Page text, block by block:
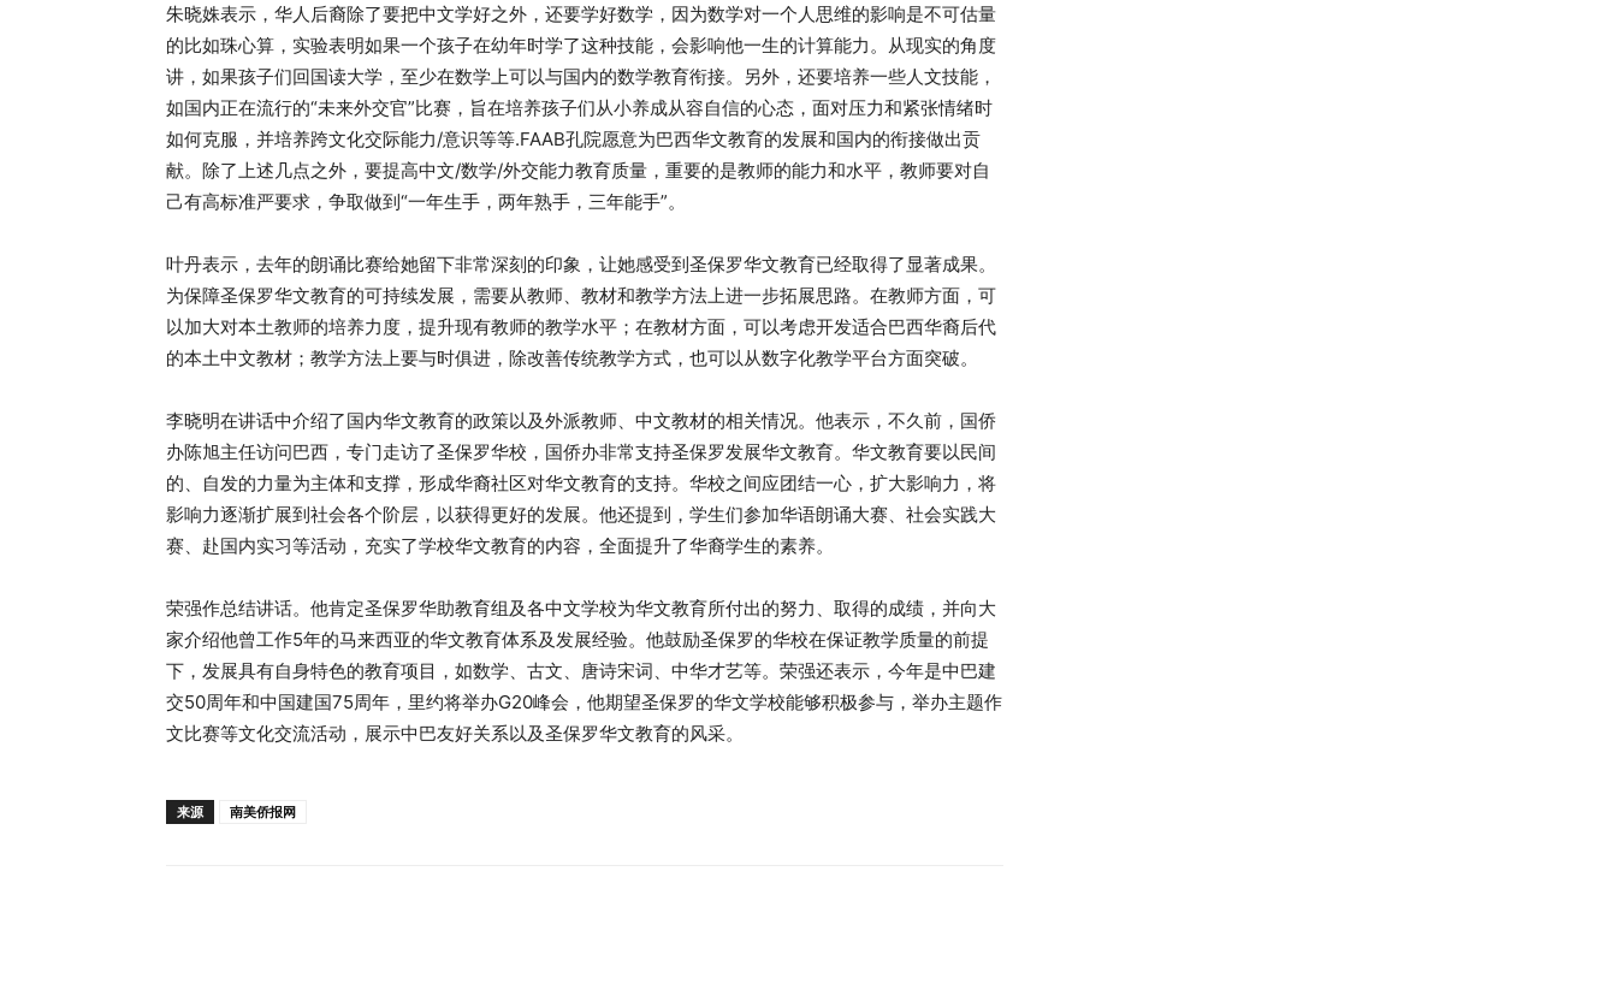
朱晓姝表示，华人后裔除了要把中文学好之外，还要学好数学，因为数学对一个人思维的影响是不可估量
的比如珠心算，实验表明如果一个孩子在幼年时学了这种技能，会影响他一生的计算能力。从现实的角度
讲，如果孩子们回国读大学，至少在数学上可以与国内的数学教育衔接。另外，还要培养一些人文技能，
如国内正在流行的“未来外交官”比赛，旨在培养孩子们从小养成从容自信的心态，面对压力和紧张情绪时
如何克服，并培养跨文化交际能力/意识等等.FAAB孔院愿意为巴西华文教育的发展和国内的衔接做出贡
献。除了上述几点之外，要提高中文/数学/外交能力教育质量，重要的是教师的能力和水平，教师要对自
己有高标准严要求，争取做到“一年生手，两年熟手，三年能手”。
叶丹表示，去年的朗诵比赛给她留下非常深刻的印象，让她感受到圣保罗华文教育已经取得了显著成果。
为保障圣保罗华文教育的可持续发展，需要从教师、教材和教学方法上进一步拓展思路。在教师方面，可
以加大对本土教师的培养力度，提升现有教师的教学水平；在教材方面，可以考虑开发适合巴西华裔后代
的本土中文教材；教学方法上要与时俱进，除改善传统教学方式，也可以从数字化教学平台方面突破。
李晓明在讲话中介绍了国内华文教育的政策以及外派教师、中文教材的相关情况。他表示，不久前，国侨
办陈旭主任访问巴西，专门走访了圣保罗华校，国侨办非常支持圣保罗发展华文教育。华文教育要以民间
的、自发的力量为主体和支撑，形成华裔社区对华文教育的支持。华校之间应团结一心，扩大影响力，将
影响力逐渐扩展到社会各个阶层，以获得更好的发展。他还提到，学生们参加华语朗诵大赛、社会实践大
赛、赴国内实习等活动，充实了学校华文教育的内容，全面提升了华裔学生的素养。
荣强作总结讲话。他肯定圣保罗华助教育组及各中文学校为华文教育所付出的努力、取得的成绩，并向大
家介绍他曾工作5年的马来西亚的华文教育体系及发展经验。他鼓励圣保罗的华校在保证教学质量的前提
下，发展具有自身特色的教育项目，如数学、古文、唐诗宋词、中华才艺等。荣强还表示，今年是中巴建
交50周年和中国建国75周年，里约将举办G20峰会，他期望圣保罗的华文学校能够积极参与，举办主题作
文比赛等文化交流活动，展示中巴友好关系以及圣保罗华文教育的风采。
来源 南美侨报网